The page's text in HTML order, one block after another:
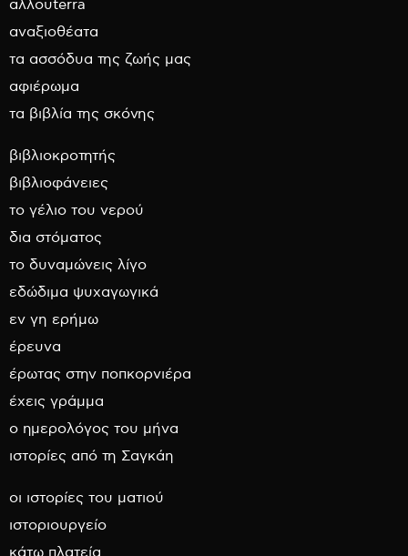
αλλουterra
αναξιοθέατα
τα ασσόδυα της ζωής μας
αφιέρωμα
τα βιβλία της σκόνης
βιβλιοκροτητής
βιβλιοφάνειες
το γέλιο του νερού
δια στόματος
το δυναμώνεις λίγο
εδώδιμα ψυχαγωγικά
εν γη ερήμω
έρευνα
έρωτας στην ποπκορνιέρα
έχεις γράμμα
ο ημερολόγος του μήνα
ιστορίες από τη Σαγκάη
οι ιστορίες του ματιού
ιστοριουργείο